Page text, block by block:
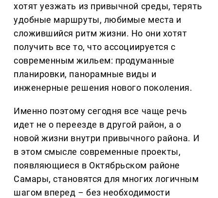
хотят уезжать из привычной среды, терять
удобные маршруты, любимые места и
сложившийся ритм жизни. Но они хотят
получить все то, что ассоциируется с
современным жильем: продуманные
планировки, панорамные виды и
инженерные решения нового поколения.
Именно поэтому сегодня все чаще речь
идет не о переезде в другой район, а о
новой жизни внутри привычного района. И
в этом смысле современные проекты,
появляющиеся в Октябрьском районе
Самары, становятся для многих логичным
шагом вперед – без необходимости